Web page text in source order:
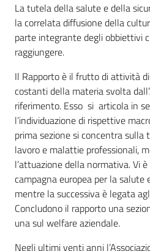
Regione
Emilia-
Romagna
Regione
Novità
Servizi
Leggi Atti Bandi
La tutela della salute e della
la correlata diffusione della
parte integrante degli obbiettivi
raggiungere.
Il Rapporto è il frutto di attività
costanti della materia svolta
riferimento. Esso si articola in
l’individuazione di rispettive
prima sezione si concentra
lavoro e malattie professionali,
l’attuazione della normativa. Vi
campagna europea per la salute
mentre la successiva è legata
Concludono il rapporto una
una sul welfare aziendale.
Negli ultimi venti anni